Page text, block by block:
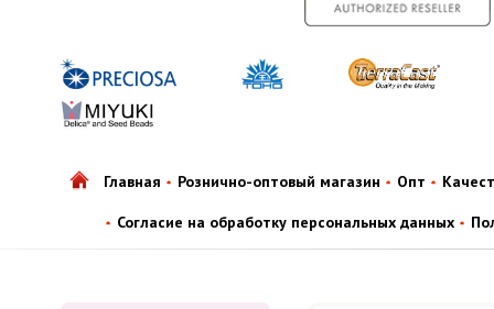
Главная Рознично-оптовый магазин Опт
Согласие на обработку персональных данных